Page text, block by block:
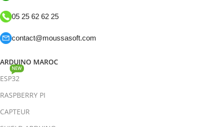
05 25 62 62 25
contact@moussasoft.com
ARDUINO MAROC
ESP32
NEW
RASPBERRY PI
CAPTEUR